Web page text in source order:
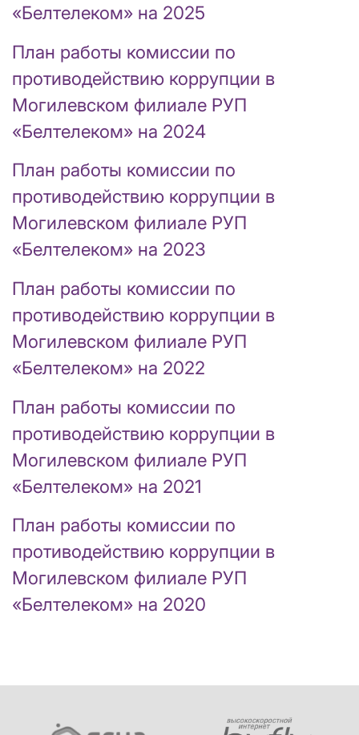
«Белтелеком» на 2025
План работы комиссии по
противодействию коррупции в
Могилевском филиале РУП
«Белтелеком» на 2024
План работы комиссии по
противодействию коррупции в
Могилевском филиале РУП
«Белтелеком» на 2023
План работы комиссии по
противодействию коррупции в
Могилевском филиале РУП
«Белтелеком» на 2022
План работы комиссии по
противодействию коррупции в
Могилевском филиале РУП
«Белтелеком» на 2021
План работы комиссии по
противодействию коррупции в
Могилевском филиале РУП
«Белтелеком» на 2020